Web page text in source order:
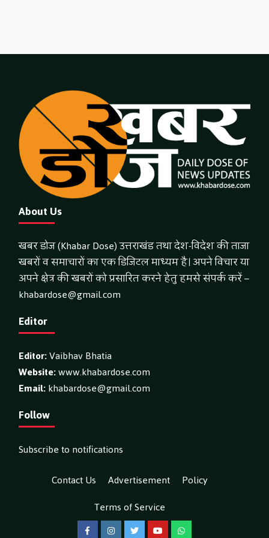
About Us
खबर डोज (Khabar Dose) उत्तराखंड तथा देश-विदेश की ताजा
खबरों व समाचारों का एक डिजिटल माध्यम है। अपने विचार या
अपने क्षेत्र की खबरों को प्रसारित करने हेतु हमसे संपर्क करें –
khabardose@gmail.com
Editor
Editor:Vaibhav Bhatia
Website:www.khabardose.com
Email:khabardose@gmail.com
Follow
Subscribe to notifications
Contact Us
Advertisement
Policy
Terms of Service